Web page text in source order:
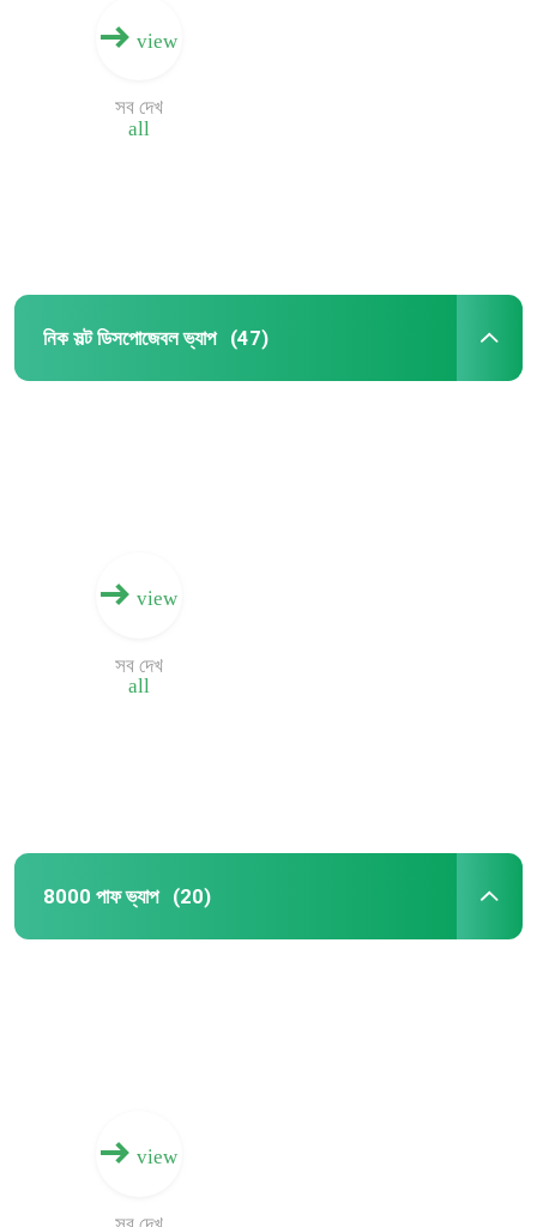
আমাদের সম্পর্কে
view
all
সব দেখ
নিক সল্ট ডিসপোজেবল ভ্যাপ (47)
view
all
সব দেখ
8000 পাফ ভ্যাপ (20)
view